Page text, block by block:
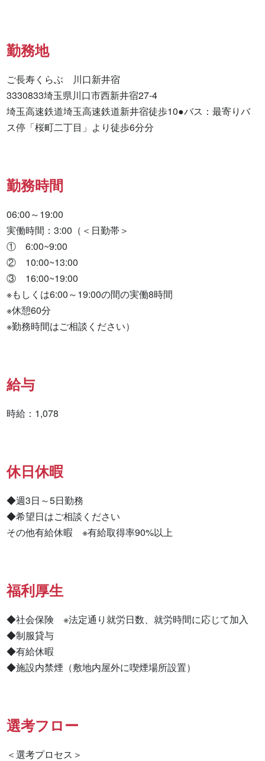
勤務地
ご長寿くらぶ　川口新井宿
3330833埼玉県川口市西新井宿27-4
埼玉高速鉄道埼玉高速鉄道新井宿徒歩10●バス：最寄りバ
ス停「桜町二丁目」より徒歩6分分
勤務時間
06:00～19:00
実働時間：3:00（＜日勤帯＞
①　6:00~9:00
②　10:00~13:00
③　16:00~19:00
※もしくは6:00～19:00の間の実働8時間
※休憩60分
※勤務時間はご相談ください）
給与
時給：1,078
休日休暇
◆週3日～5日勤務
◆希望日はご相談ください
その他有給休暇　※有給取得率90%以上
福利厚生
◆社会保険　※法定通り就労日数、就労時間に応じて加入
◆制服貸与
◆有給休暇
◆施設内禁煙（敷地内屋外に喫煙場所設置）
選考フロー
＜選考プロセス＞